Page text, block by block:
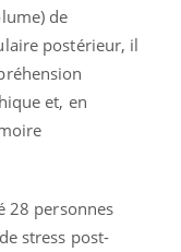
de
postérieur, il
et, en
28 personnes
stress post-